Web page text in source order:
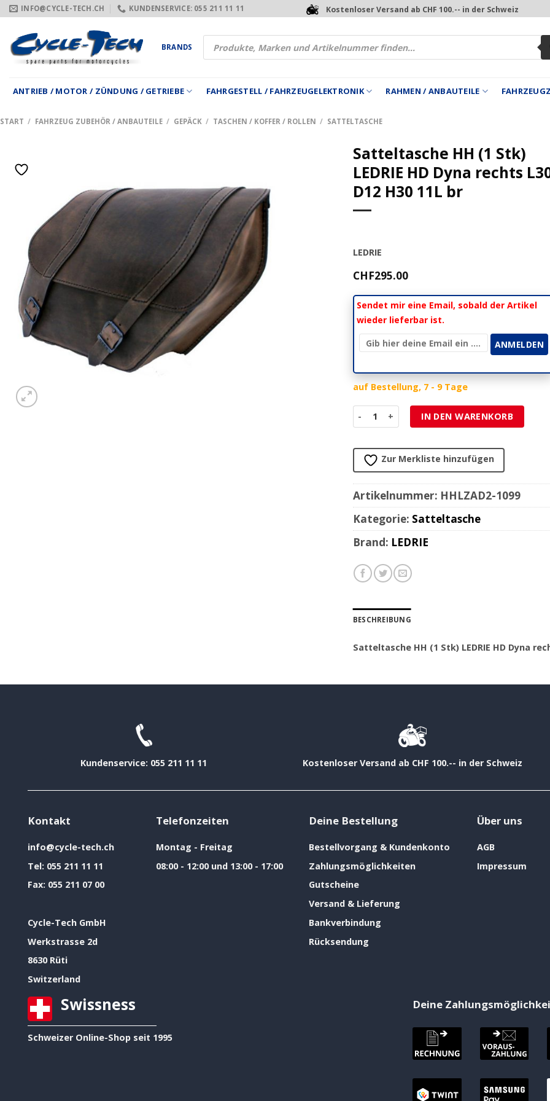
Zum
Inhalt
springen
INFO@CYCLE-TECH.CH KUNDENSERVICE: 055 211 11 11 Kostenloser Versand ab CHF 100.-- in der Schweiz
BRANDS
Products
search
ANTRIEB / MOTOR / ZÜNDUNG / GETRIEBE FAHRGESTELL / FAHRZEUGELEKTRONIK RAHMEN / ANBAUTEILE
START / FAHRZEUG ZUBEHÖR / ANBAUTEILE / GEPÄCK / TASCHEN / KOFFER / ROLLEN / SATTELTASCHE
Satteltasche HH (1 Stk)
LEDRIE HD Dyna rechts
D12 H30 11L br
LEDRIE
CHF295.00
Sendet mir eine Email, sobald der Artikel
wieder lieferbar ist.
auf Bestellung, 7 - 9 Tage
Satteltasche HH (1 Stk) LEDRIE HD Dyna rechts
IN DEN WARENKORB
Zur Merkliste hinzufügen
Artikelnummer: HHLZAD2-1099
Kategorie: Satteltasche
Brand: LEDRIE
BESCHREIBUNG
Satteltasche HH (1 Stk) LEDRIE HD Dyna
Kundenservice: 055 211 11 11 Kostenloser Versand ab CHF 100.-- in der Schweiz
Kontakt
info@cycle-tech.ch
Tel: 055 211 11 11
Fax: 055 211 07 00
Cycle-Tech GmbH
Werkstrasse 2d
8630 Rüti
Switzerland
Telefonzeiten
Montag - Freitag
08:00 - 12:00 und 13:00 - 17:00
Deine Bestellung
Bestellvorgang & Kundenkonto
Zahlungsmöglichkeiten
Gutscheine
Versand & Lieferung
Bankverbindung
Rücksendung
Über uns
AGB
Impressum
Swissness
Schweizer Online-Shop seit 1995
Deine